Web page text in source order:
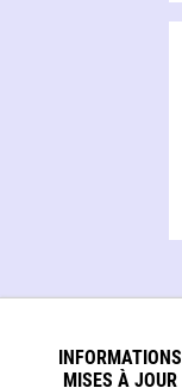
INFORMATIONS
MISES À JOUR